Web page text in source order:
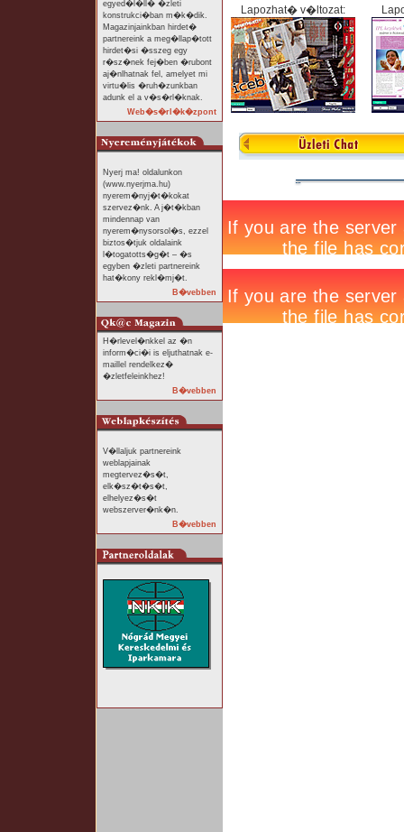
egyed�l�ll� �zleti
konstrukci�ban m�k�dik.
Magazinjainkban hirdet�
partnereink a meg�llap�tott
hirdet�si �sszeg egy
r�sz�nek fej�ben �rubont
aj�nlhatnak fel, amelyet mi
virtu�lis �ruh�zunkban
adunk el a v�s�rl�knak.
Web�s�rl�k�zpont
Nyerj ma! oldalunkon
(www.nyerjma.hu)
nyerem�nyj�t�kokat
szervez�nk. A j�t�kban
mindennap van
nyerem�nysorsol�s, ezzel
biztos�tjuk oldalaink
l�togatotts�g�t – �s
egyben �zleti partnereink
hat�kony rekl�mj�t.
B�vebben
H�rlevel�nkkel az �n
inform�ci�i is eljuthatnak e-
maillel rendelkez�
�zletfeleinkhez!
B�vebben
V�llaljuk partnereink
weblapjainak
megtervez�s�t,
elk�sz�t�s�t,
elhelyez�s�t
webszerver�nk�n.
B�vebben
Lapozhat� v�ltozat: